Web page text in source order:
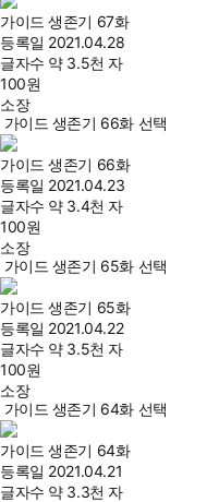
가이드 생존기 67화
등록일 2021.04.28
글자수 약 3.5천 자
100원
소장
가이드 생존기 66화 선택
가이드 생존기 66화
등록일 2021.04.23
글자수 약 3.4천 자
100원
소장
가이드 생존기 65화 선택
가이드 생존기 65화
등록일 2021.04.22
글자수 약 3.5천 자
100원
소장
가이드 생존기 64화 선택
가이드 생존기 64화
등록일 2021.04.21
글자수 약 3.3천 자